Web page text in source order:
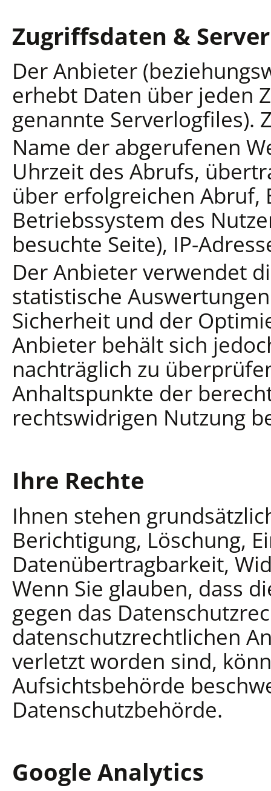
Zugriffsdaten &
Der Anbieter
erhebt Daten über jeden
genannte Serverlogfiles).
Name der abgerufenen
Uhrzeit des Abrufs,
über erfolgreichen Abruf,
Betriebssystem des
besuchte Seite), IP-
Der Anbieter verwendet
statistische
Sicherheit und der
Anbieter behält sich
nachträglich zu
Anhaltspunkte der
rechtswidrigen Nutzung
Ihre Rechte
Ihnen stehen
Berichtigung, Löschung,
Datenübertragbarkeit,
Wenn Sie glauben, dass
gegen das
datenschutzrechtlichen
verletzt worden sind,
Aufsichtsbehörde
Datenschutzbehörde.
Google Analytics